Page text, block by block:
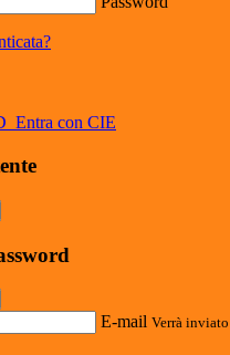
Entra con CIE
E-mail Verrà